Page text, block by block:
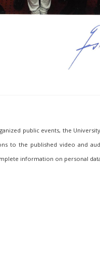
public events, the
to the published video and
information on personal